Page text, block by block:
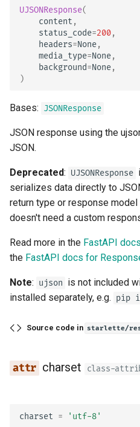
chunk_size
charset
status_code
headers
render
init_headers
delete_cookie
HTMLResponse
charset
media_type
UJSONResponse(
content ,
status_code=200,
headers=None,
media_type=None,
background=None,
)
Bases: JSONResponse
JSON response using the
JSON.
Deprecated: UJSONResponse
serializes data directly to
return type or response
doesn't need a custom
Read more in the FastAPI
the FastAPI docs for
Note: ujson is not included
installed separately, e.g. pip
Source code in starlette/
charset class-
charset = 'utf-8'